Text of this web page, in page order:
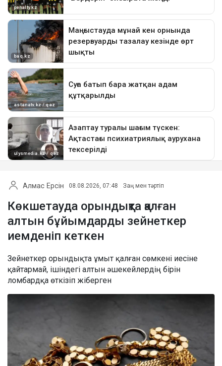
Алмас Ерсін 08.08.2026, 07:48 Заң мен тәртіп
Көкшетауда орындықта қалған
алтын бұйымдарды зейнеткер
иемденіп кеткен
Зейнеткер орындықта ұмыт қалған сөмкені иесіне
қайтармай, ішіндегі алтын әшекейлердің бірін
ломбардқа өткізіп жіберген